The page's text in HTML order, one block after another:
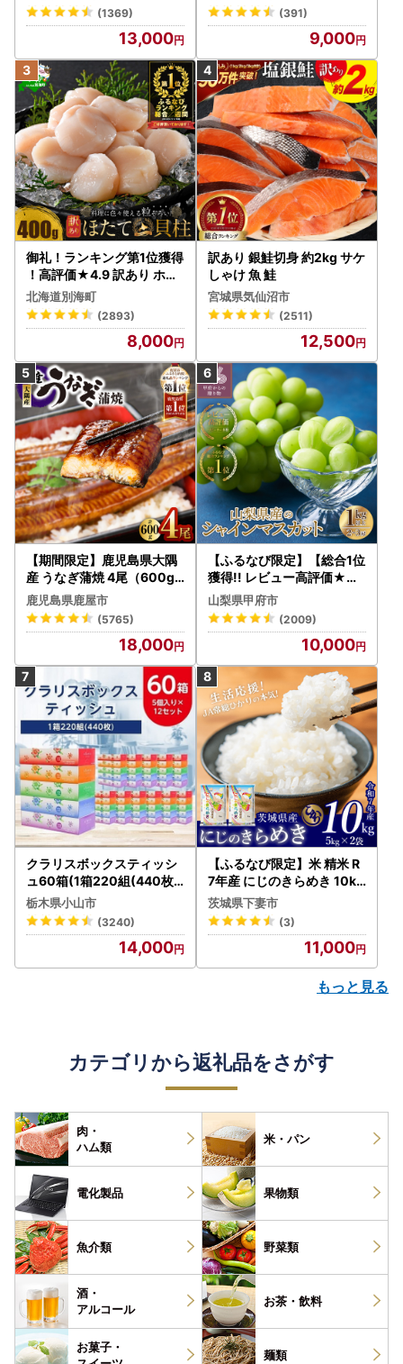
026年発送】（MG）B12-
472 FN-Limited-VO シャ
インマスカット フルーツ
(1369)
13,000
(391)
9,000
御礼！ランキング第1位獲得
！高評価★4.9 訳あり ホタ
テ 400g（ほたて 帆立 貝柱
冷凍 ）
北海道別海町
(2893)
8,000
訳あり 銀鮭切身 約2kg サケ
しゃけ 魚 鮭
宮城県気仙沼市
(2511)
12,500
【期間限定】鹿児島県大隅
産 うなぎ蒲焼 4尾（600g
） KN007-004-04-cp18
うなぎ 鰻 魚 惣菜 総菜
鹿児島県鹿屋市
(5765)
18,000
【ふるなび限定】【総合1位
獲得!! レビュー高評価★】
〈2026年度配送分〉山梨
県産 シャインマスカット 2
～3房（1.0kg以上）シャイ
ン フルーツ FN-Limited-S
P
山梨県甲府市
(2009)
10,000
クラリスボックスティッシ
ュ60箱(1箱220組(440枚))
(5個入り×12セット)【配送
不可地域：離島・沖縄県】
【1256759】
栃木県小山市
(3240)
14,000
【ふるなび限定】米 精米 R
7年産 にじのきらめき 10kg
10月 FN-Limited-PR
茨城県下妻市
(3)
11,000
もっと見る
カテゴリから返礼品をさがす
肉・
ハム類
米・パン
電化製品 果物類
魚介類 野菜類
酒・
アルコール
お茶・ 飲料
お菓子・
麺類